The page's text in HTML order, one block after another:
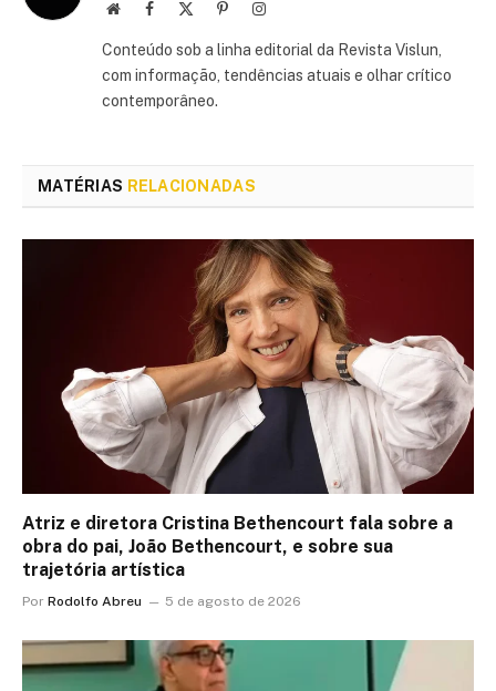
Site Facebook PinterestInstagram
Conteúdo sob a linha editorial da Revista Vislun,
com informação, tendências atuais e olhar crítico
contemporâneo.
MATÉRIAS RELACIONADAS
Atriz e diretora Cristina Bethencourt fala sobre a
obra do pai, João Bethencourt, e sobre sua
trajetória artística
Por Rodolfo Abreu 5 de agosto de 2026